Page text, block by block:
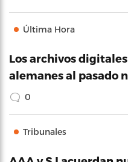
Última Hora
Los archivos
alemanes al pasado
0
Tribunales